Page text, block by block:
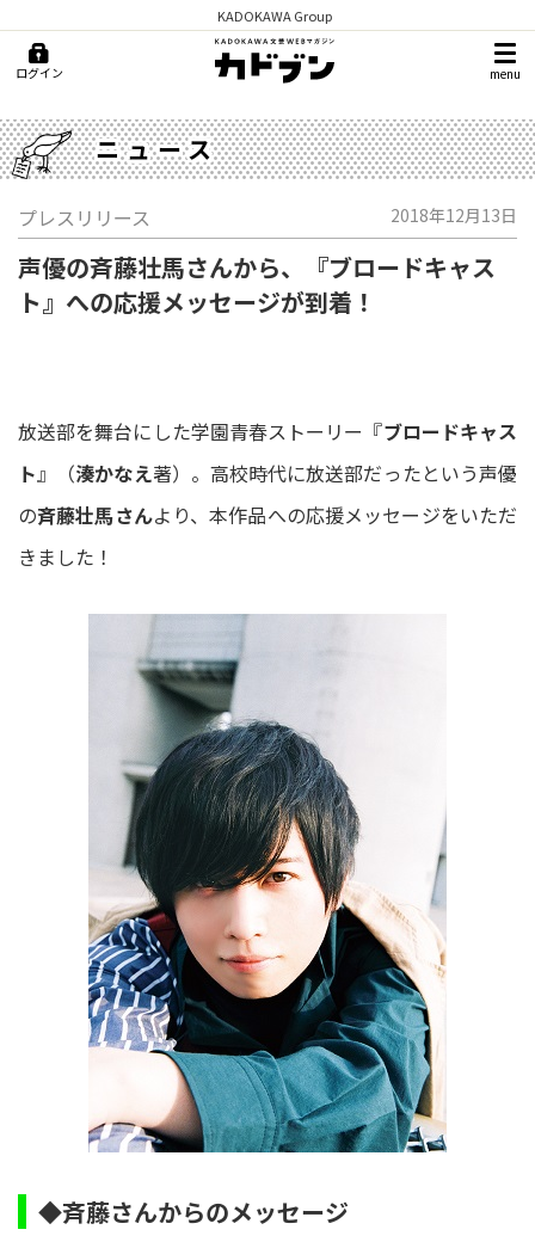
KADOKAWA Group
ログイン menu
ニュース
プレスリリース 2018年12月13日
声優の斉藤壮馬さんから、『ブロードキャス
ト』への応援メッセージが到着！
放送部を舞台にした学園青春ストーリー『ブロードキャス
ト』（湊かなえ著）。高校時代に放送部だったという声優
の斉藤壮馬さんより、本作品への応援メッセージをいただ
きました！
◆斉藤さんからのメッセージ